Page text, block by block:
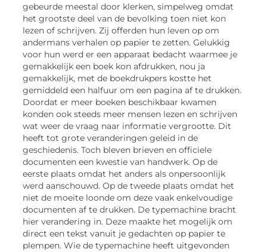
gebeurde meestal door klerken, simpelweg omdat
het grootste deel van de bevolking toen niet kon
lezen of schrijven. Zij offerden hun leven op om
andermans verhalen op papier te zetten. Gelukkig
voor hun werd er een apparaat bedacht waarmee je
gemakkelijk een boek kon afdrukken, nou ja
gemakkelijk, met de boekdrukpers kostte het
gemiddeld een halfuur om een pagina af te drukken.
Doordat er meer boeken beschikbaar kwamen
konden ook steeds meer mensen lezen en schrijven
wat weer de vraag naar informatie vergrootte. Dit
heeft tot grote veranderingen geleid in de
geschiedenis. Toch bleven brieven en officiele
documenten een kwestie van handwerk. Op de
eerste plaats omdat het anders als onpersoonlijk
werd aanschouwd. Op de tweede plaats omdat het
niet de moeite loonde om deze vaak enkelvoudige
documenten af te drukken. De typemachine bracht
hier verandering in. Deze maakte het mogelijk om
direct een tekst vanuit je gedachten op papier te
plempen. Wie de typemachine heeft uitgevonden